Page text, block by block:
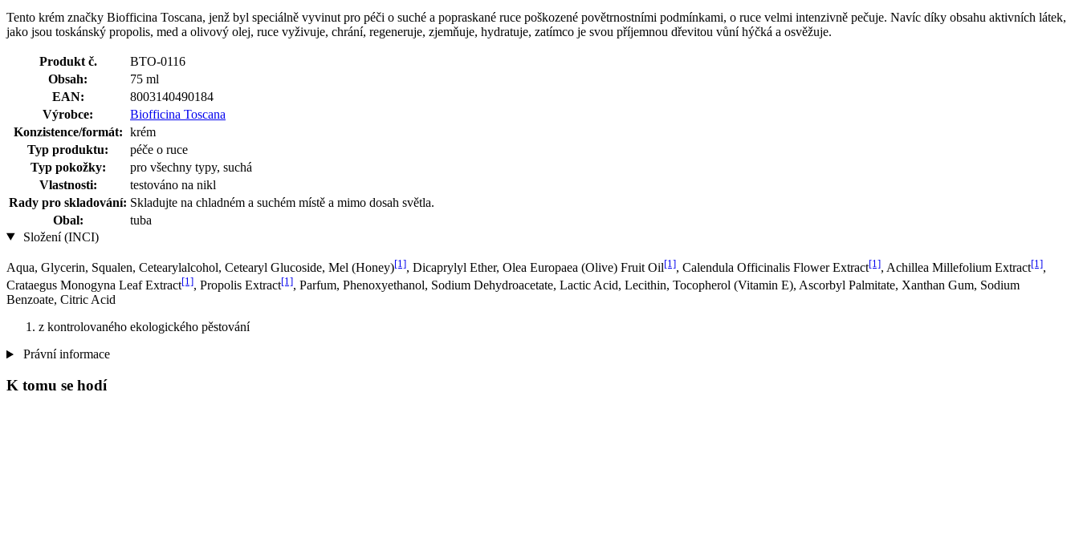
Tento krém značky Biofficina Toscana, jenž byl speciálně vyvinut pro péči o suché a popraskané ruce poškozené povětrnostními podmínkami, o ruce velmi intenzivně pečuje. Navíc díky obsahu aktivních látek,
jako jsou toskánský propolis, med a olivový olej, ruce vyživuje, chrání, regeneruje, zjemňuje, hydratuje, zatímco je svou příjemnou dřevitou vůní hýčká a osvěžuje.
Produkt č.
BTO-0116
Obsah:
75 ml
EAN:
8003140490184
Výrobce:
Biofficina Toscana
Konzistence/formát: krém
Typ produktu:
péče o ruce
Typ pokožky:
pro všechny typy, suchá
Vlastnosti:
testováno na nikl
Rady pro skladování: Skladujte na chladném a suchém místě a mimo dosah světla.
Obal:
tuba
Složení (INCI)
Aqua, Glycerin, Squalen, Cetearylalcohol, Cetearyl Glucoside, Mel (Honey)[1], Dicaprylyl Ether, Olea Europaea (Olive) Fruit Oil[1], Calendula Officinalis Flower Extract[1], Achillea Millefolium Extract[1],
Crataegus Monogyna Leaf Extract[1], Propolis Extract[1], Parfum, Phenoxyethanol, Sodium Dehydroacetate, Lactic Acid, Lecithin, Tocopherol (Vitamin E), Ascorbyl Palmitate, Xanthan Gum, Sodium
Benzoate, Citric Acid
z kontrolovaného ekologického pěstování
Právní informace
K tomu se hodí